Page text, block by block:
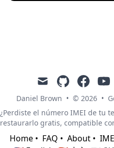
mail githubfacebook
Daniel Brown • © 2026 •
¿Perdiste el número IMEI de tu
restaurarlo gratis, compatible
Home • FAQ • About •